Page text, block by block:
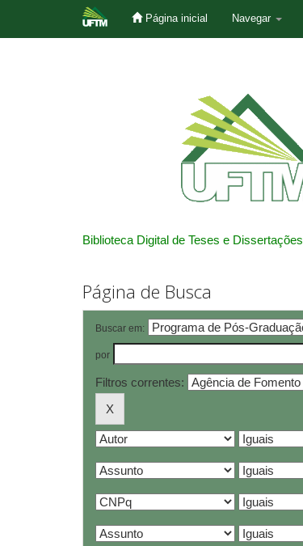
Página inicial Navegar
Biblioteca Digital de Teses e Dissertações
Página de Busca
Buscar em:
por
Filtros correntes: